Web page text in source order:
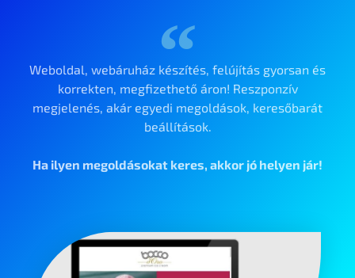
Weboldal, webáruház készítés, felújítás gyorsan és
korrekten, megfizethető áron! Reszponzív
megjelenés, akár egyedi megoldások, keresőbarát
beállítások.
Ha ilyen megoldásokat keres, akkor jó helyen jár!